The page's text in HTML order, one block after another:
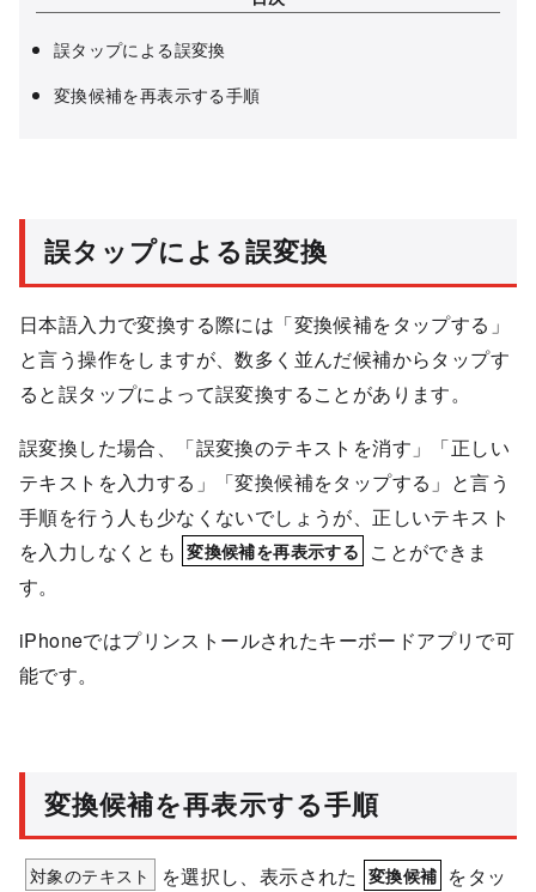
誤タップによる誤変換
変換候補を再表示する手順
誤タップによる誤変換
日本語入力で変換する際には「変換候補をタップする」
と言う操作をしますが、数多く並んだ候補からタップす
ると誤タップによって誤変換することがあります。
誤変換した場合、「誤変換のテキストを消す」「正しい
テキストを入力する」「変換候補をタップする」と言う
手順を行う人も少なくないでしょうが、正しいテキスト
を入力しなくとも 変換候補を再表示する ことができま
す。
iPhoneではプリンストールされたキーボードアプリで可
能です。
変換候補を再表示する手順
対象のテキスト を選択し、表示された 変換候補 をタッ